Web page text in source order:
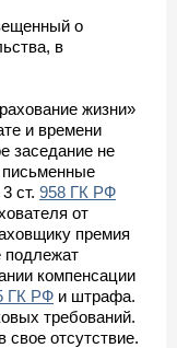
о
в
жизни»
и времени
заседание не
ст. 958 ГК РФ
от
премия
подлежат
компенсации
ГК РФ и штрафа.
требований.
свое отсутствие.